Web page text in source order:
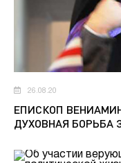
26.08.20
ЕПИСКОП
ДУХОВНАЯ БОРЬБА